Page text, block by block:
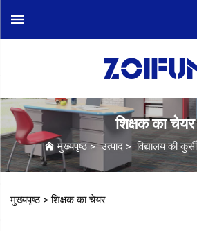
शिक्षक का चेयर
मुख्यपृष्ठ>उत्पाद >विद्यालय की कुर्सी
मुख्यपृष्ठ > शिक्षक का चेयर